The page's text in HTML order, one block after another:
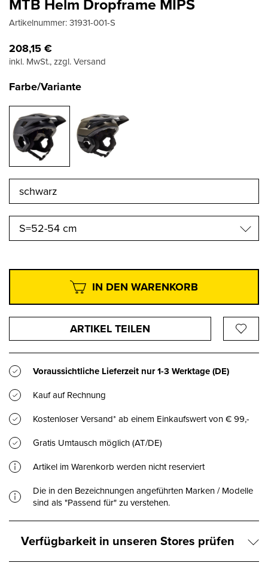
MTB Helm Dropframe MIPS
Artikelnummer:31931-001-S
208,15€
inkl. MwSt., zzgl. Versand
Farbe/Variante
S=52-54 cm
IN DEN WARENKORB
ARTIKEL TEILEN
Voraussichtliche Lieferzeit nur1-3 Werktage(DE)
Kauf auf Rechnung
Kostenloser Versand* ab einem Einkaufswert von € 99,-
Gratis Umtausch möglich (AT/DE)
Artikel im Warenkorb werden nicht reserviert
Die in den Bezeichnungen angeführten Marken / Modelle
sind als "Passend für" zu verstehen.
Verfügbarkeit in unseren Stores prüfen